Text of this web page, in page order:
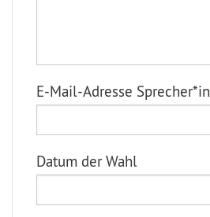
E-Mail-Adresse Sprecher*in
Datum der Wahl